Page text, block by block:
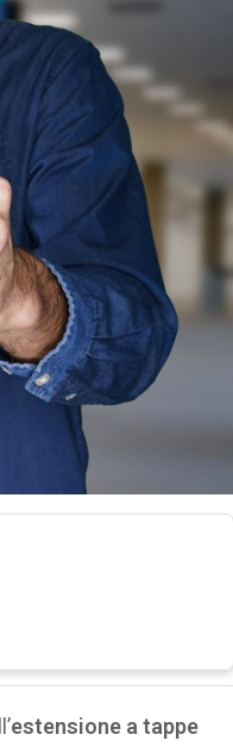
estensione a tappe